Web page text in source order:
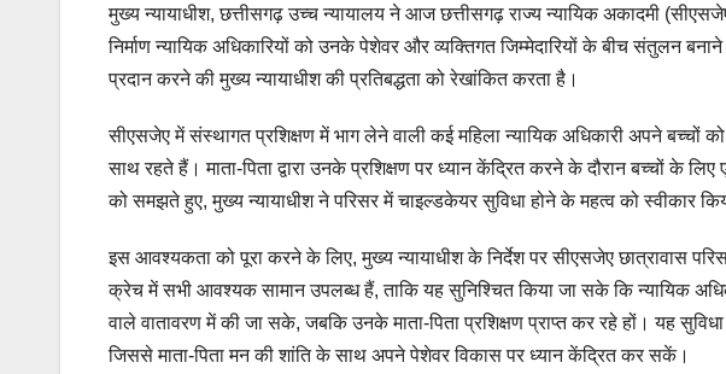
मुख्य न्यायाधीश, छत्तीसगढ़ उच्च न्यायालय ने आज छत्तीसगढ़ राज्य न्यायिक अकादमी
निर्माण न्यायिक अधिकारियों को उनके पेशेवर और व्यक्तिगत जिम्मेदारियों के बीच संतुलन
प्रदान करने की मुख्य न्यायाधीश की प्रतिबद्धता को रेखांकित करता है।
सीएसजेए में संस्थागत प्रशिक्षण में भाग लेने वाली कई महिला न्यायिक अधिकारी अपने बच्चों
साथ रहते हैं। माता-पिता द्वारा उनके प्रशिक्षण पर ध्यान केंद्रित करने के दौरान बच्चों के
को समझते हुए, मुख्य न्यायाधीश ने परिसर में चाइल्डकेयर सुविधा होने के महत्व को स्वीकार
इस आवश्यकता को पूरा करने के लिए, मुख्य न्यायाधीश के निर्देश पर सीएसजेए छात्रावास
क्रेच में सभी आवश्यक सामान उपलब्ध हैं, ताकि यह सुनिश्चित किया जा सके कि न्यायिक
वाले वातावरण में की जा सके, जबकि उनके माता-पिता प्रशिक्षण प्राप्त कर रहे हों। यह
जिससे माता-पिता मन की शांति के साथ अपने पेशेवर विकास पर ध्यान केंद्रित कर सकें।